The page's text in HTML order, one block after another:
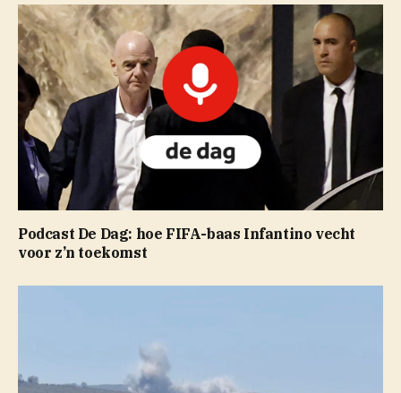
Podcast De Dag: hoe FIFA-baas Infantino vecht
voor z’n toekomst